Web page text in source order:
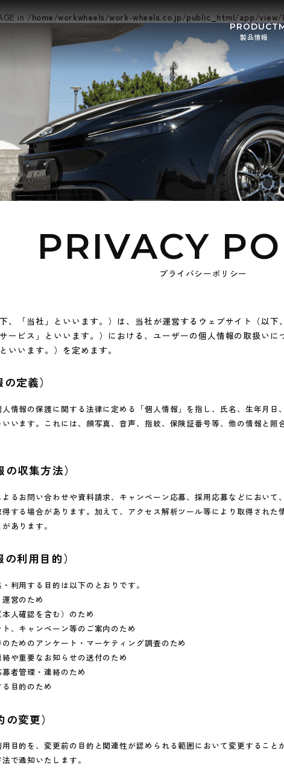
in /home/workwheels/work-wheels.co.jp/public_html/app/view/
PRODUCT
製品情報
PRIVACY
プライバシーポリシー
、「当社」といいます。）は、当社が運営するウェブサイト（以
ービス」といいます。）における、ユーザーの個人情報の取扱い
いいます。）を定めます。
定義）
人情報の保護に関する法律に定める「個人情報」を指し、氏名、生年月
います。これには、顔写真、音声、指紋、保険証番号等、他の情報と
収集方法）
るお問い合わせや資料請求、キャンペーン応募、採用応募などにおい
する場合があります。加えて、アクセス解析ツール等により取得され
あります。
利用目的）
利用する目的は以下のとおりです。
営のため
人確認を含む）のため
、キャンペーン等のご案内のため
ためのアンケート・マーケティング調査のため
や重要なお知らせの送付のため
者管理・連絡のため
目的のため
変更）
目的を、変更前の目的と関連性が認められる範囲において変更するこ
で通知いたします。